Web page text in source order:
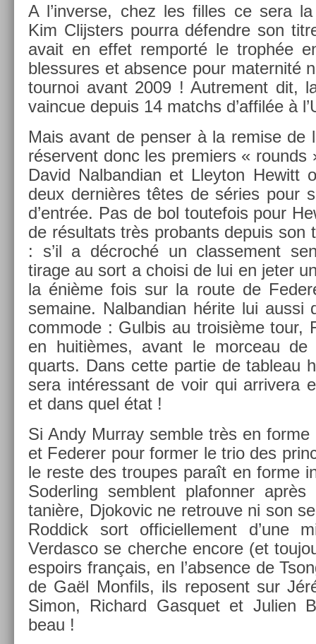
A l’in­verse, chez les fil­les ce sera
Kim Clijst­ers pour­ra défendre son
avait en effet re­mporté le trophée
bles­sures et ab­s­ence pour mater­nité
tour­noi avant 2009 ! Aut­re­ment dit,
vain­cue de­puis 14 matchs d’affilée à
Mais avant de pens­er à la re­m­ise de
réser­vent donc les pre­mi­ers « rounds
David Nal­bandian et Lleyton Hewitt
deux dernières têtes de séries pour
d’entrée. Pas de bol toutefois pour
de résul­tats très pro­bants de­puis son
: s’il a décroché un clas­se­ment
tirage au sort a choisi de lui en jeter
la énième fois sur la route de
semaine. Nal­bandian hérite lui aussi
com­mode : Gul­bis au troisiè­me tour,
en huitièmes, avant le mor­ceau de
quarts. Dans cette par­tie de tab­leau
sera in­téres­sant de voir qui ar­rivera
et dans quel état !
Si Andy Mur­ray semble très en forme
et Feder­er pour form­er le trio des
le reste des troupes paraît en forme
Soderl­ing semblent plafonn­er
taniè­re, Djokovic ne retro­uve ni son
Rod­dick sort of­ficiel­le­ment d’une
Ver­dasco se cherche en­core (et
es­poirs français, en l’abs­ence de
de Gaël Mon­fils, ils re­posent sur
Simon, Ric­hard Gas­quet et Juli­en
beau !